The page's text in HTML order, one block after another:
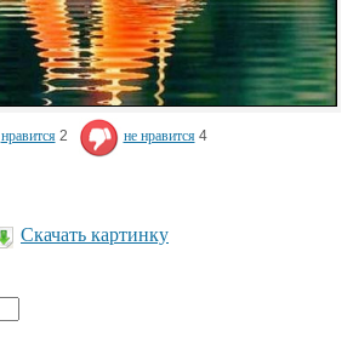
нравится 2 не нравится 4
Скачать картинку